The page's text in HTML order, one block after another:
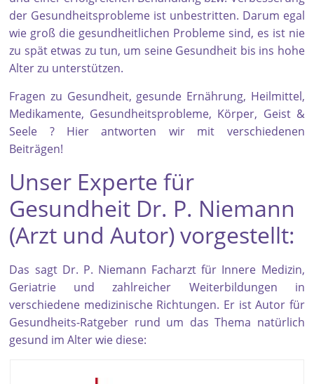
der Gesundheitsprobleme ist unbestritten. Darum egal
wie groß die gesundheitlichen Probleme sind, es ist nie
zu spät etwas zu tun, um seine Gesundheit bis ins hohe
Alter zu unterstützen.
Fragen zu Gesundheit, gesunde Ernährung, Heilmittel,
Medikamente, Gesundheitsprobleme, Körper, Geist &
Seele ? Hier antworten wir mit verschiedenen
Beiträgen!
Unser Experte für
Gesundheit Dr. P. Niemann
(Arzt und Autor) vorgestellt:
Das sagt Dr. P. Niemann Facharzt für Innere Medizin,
Geriatrie und zahlreicher Weiterbildungen in
verschiedene medizinische Richtungen. Er ist Autor für
Gesundheits-Ratgeber rund um das Thema natürlich
gesund im Alter wie diese: